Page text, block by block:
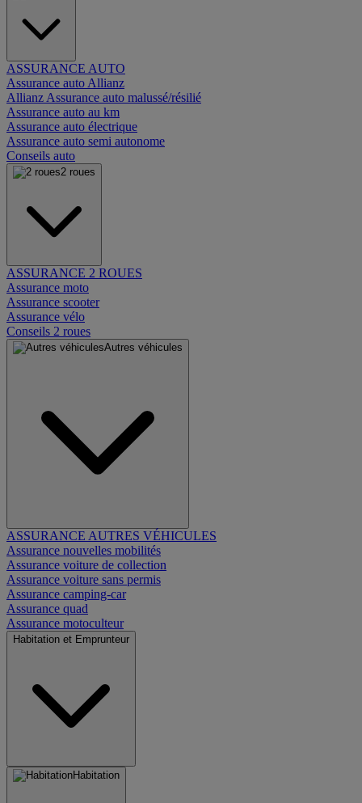
ASSURANCE AUTO
Assurance auto Allianz
Allianz Assurance auto malussé/résilié
Assurance auto au km
Assurance auto électrique
Assurance auto semi autonome
Conseils auto
2 roues
ASSURANCE 2 ROUES
Assurance moto
Assurance scooter
Assurance vélo
Conseils 2 roues
Autres véhicules
ASSURANCE AUTRES VÉHICULES
Assurance nouvelles mobilités
Assurance voiture de collection
Assurance voiture sans permis
Assurance camping-car
Assurance quad
Assurance motoculteur
Habitation et Emprunteur
Habitation